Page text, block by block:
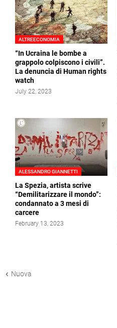
ALTREECONOMIA
“In Ucraina le bombe a
grappolo colpiscono i civili”.
La denuncia di Human rights
watch
July 22, 2023
ALESSANDRO GIANNETTI
La Spezia, artista scrive
“Demilitarizzare il mondo”:
condannato a 3 mesi di
carcere
February 13, 2023
Nuova